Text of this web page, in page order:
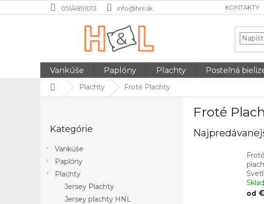
na
051/4891013 info@hnl.sk KONTAKTY
Vankúše Paplóny Plachty Posteľná
DomovPlachty Froté Plachty
kategórie
Kategórie
Vankúše
Paplóny
Plachty
Jersey Plachty
Jersey plachty HNL
Froté
od